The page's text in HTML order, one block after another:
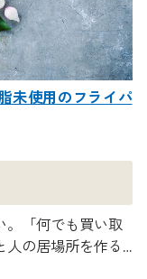
未使用のフライパ
。「何でも買い取
人の居場所を作る